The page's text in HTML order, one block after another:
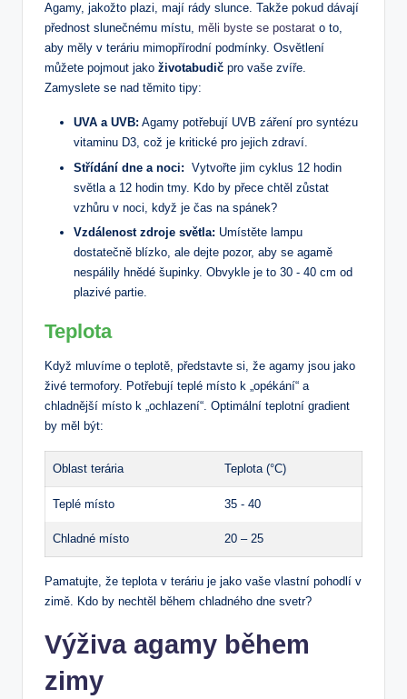
Agamy,‌ jakožto plazi, mají⁢ rády⁣ slunce. Takže pokud ⁣dávají
přednost slunečnému místu,‍ měli byste se postarat o⁣ to,
aby měly v teráriu mimopřírodní podmínky. Osvětlení
můžete pojmout ‌jako životabudič pro vaše zvíře.⁣
Zamyslete ‌se nad těmito tipy:
UVA a UVB: ‌Agamy potřebují⁤ UVB záření pro syntézu
vitaminu⁤ D3, což je kritické pro​ jejich zdraví.
Střídání dne a noci: ⁤ Vytvořte jim cyklus 12 hodin
světla a 12 hodin tmy. Kdo by přece chtěl zůstat
vzhůru v​ noci, když⁣ je čas na spánek?
Vzdálenost ⁤zdroje‌ světla: Umístěte lampu
dostatečně blízko, ‌ale​ dejte ‍pozor,⁢ aby se ⁢agamě
nespálily ‌hnědé​ šupinky. Obvykle⁢ je to 30 -‌ 40 cm od
plazivé partie.
Teplota
Když mluvíme o teplotě,‌ představte ⁢si,‍ že agamy jsou ⁢jako
živé termofory. Potřebují teplé místo ⁢k „opékání“ a
chladnější místo ‌k „ochlazení“. Optimální teplotní gradient
by měl být:
Oblast terária Teplota (°C)
Teplé místo 35 -⁢ 40
Chladné‍ místo 20 – 25
Pamatujte, že teplota⁣ v teráriu je​ jako vaše​ vlastní pohodlí⁢ v
zimě. Kdo ⁣by‍ nechtěl během chladného dne svetr?
Výživa​ agamy během
zimy